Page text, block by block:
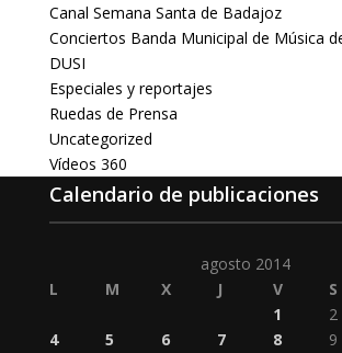
Canal Semana Santa de Badajoz
Conciertos Banda Municipal de Música
DUSI
Especiales y reportajes
Ruedas de Prensa
Uncategorized
Vídeos 360
Calendario de publicaciones
agosto 2014
L
M X J V S
1
2
4
5 6 7 8 9